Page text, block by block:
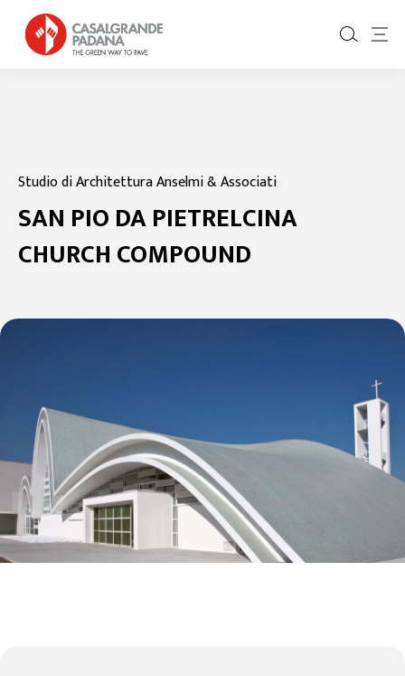
Studio di Architettura Anselmi & Associati
SAN PIO DA PIETRELCINA
CHURCH COMPOUND